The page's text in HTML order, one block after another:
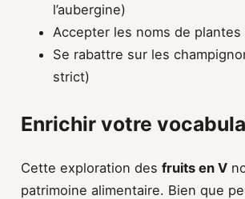
l’aubergine)
Accepter les noms de
Se rabattre sur les
strict)
Enrichir votre
Cette exploration des fruits en V
patrimoine alimentaire. Bien que